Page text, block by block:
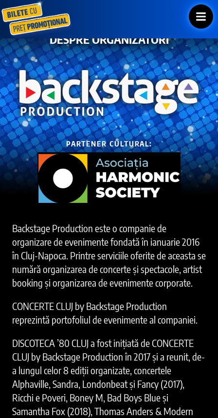
DESPRE ORGANIZATORI
PARTENER CULTURAL:
Backstage Production este o companie de
organizare de evenimente fondată în ianuarie 2016
în Cluj-Napoca. Printre serviciile oferite de aceasta se
numără organizarea de concerte și spectacole, artist
booking și organizarea de evenimente corporate.
CONCERTE CLUJ by Backstage Production
reprezintă portofoliul de evenimente al companiei.
DISCOTECA ’80 CLUJ a fost inițiată de CONCERTE
CLUJ by Backstage Production în 2017 și a reunit, de-
a lungul celor 8 ediții organizate, concertele
Alphaville, Sandra, Londonbeat și Fancy (2017),
Ricchi e Poveri, Boney M, Bad Boys Blue și
Samantha Fox (2018), Thomas Anders & Modern